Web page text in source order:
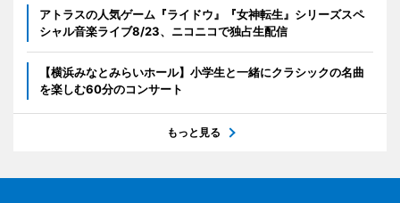
アトラスの人気ゲーム『ライドウ』『女神転生』シリーズスペ
シャル音楽ライブ8/23、ニコニコで独占生配信
【横浜みなとみらいホール】小学生と一緒にクラシックの名曲
を楽しむ60分のコンサート
もっと見る